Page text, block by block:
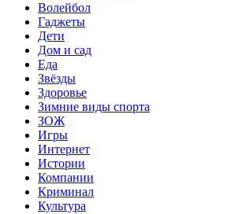
Волейбол
Гаджеты
Дети
Дом и сад
Еда
Звёзды
Здоровье
Зимние виды спорта
ЗОЖ
Игры
Интернет
Истории
Компании
Криминал
Культура